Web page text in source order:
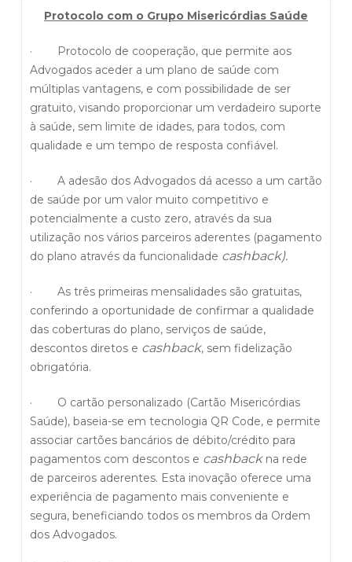
Protocolo com o Grupo Misericórdias Saúde
· Protocolo de cooperação, que permite aos
Advogados aceder a um plano de saúde com
múltiplas vantagens, e com possibilidade de ser
gratuito, visando proporcionar um verdadeiro suporte
à saúde, sem limite de idades, para todos, com
qualidade e um tempo de resposta confiável.
· A adesão dos Advogados dá acesso a um cartão
de saúde por um valor muito competitivo e
potencialmente a custo zero, através da sua
utilização nos vários parceiros aderentes (pagamento
do plano através da funcionalidade cashback).
· As três primeiras mensalidades são gratuitas,
conferindo a oportunidade de confirmar a qualidade
das coberturas do plano, serviços de saúde,
descontos diretos e cashback, sem fidelização
obrigatória.
· O cartão personalizado (Cartão Misericórdias
Saúde), baseia-se em tecnologia QR Code, e permite
associar cartões bancários de débito/crédito para
pagamentos com descontos e cashbackna rede
de parceiros aderentes. Esta inovação oferece uma
experiência de pagamento mais conveniente e
segura, beneficiando todos os membros da Ordem
dos Advogados.